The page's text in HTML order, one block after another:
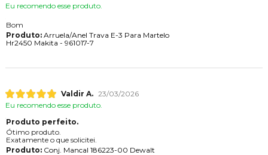
Eu recomendo esse produto.
Bom
Produto:Arruela/Anel Trava E-3 Para Martelo
Hr2450 Makita - 961017-7
Valdir A. 23/03/2026
Eu recomendo esse produto.
Produto perfeito.
Ótimo produto.
Exatamente o que solicitei.
Produto:Conj. Mancal 186223-00 Dewalt